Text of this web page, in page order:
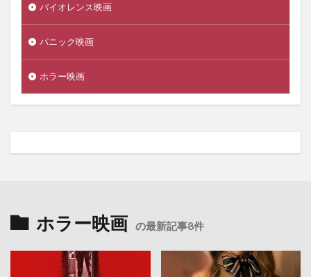
バイオレンス映画
パニック映画
ホラー映画
ホラー映画 の最新記事8件